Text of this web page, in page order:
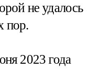
не удалось
пор.
2023 года